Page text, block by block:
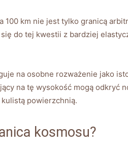
100 km nie jest tylko granicą
do tej kwestii z bardziej
na osobne rozważenie jako
na tę wysokość mogą
powierzchnią.
kosmosu?